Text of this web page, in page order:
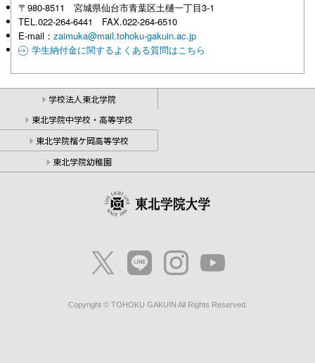
〒980-8511 宮城県仙台市青葉区土樋一丁目3-1
TEL.022-264-6441 FAX.022-264-6510
E-mail： zaimuka@mail.tohoku-gakuin.ac.jp
学生納付金に関するよくある質問はこちら
学校法人東北学院
東北学院中学校・高等学校
東北学院榴ケ岡高等学校
東北学院幼稚園
Copyright © TOHOKU GAKUIN All Rights Reserved.